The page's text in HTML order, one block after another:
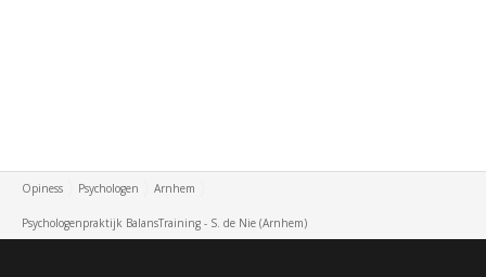
Opiness Psychologen Arnhem
Psychologenpraktijk BalansTraining - S. de Nie (Arnhem)